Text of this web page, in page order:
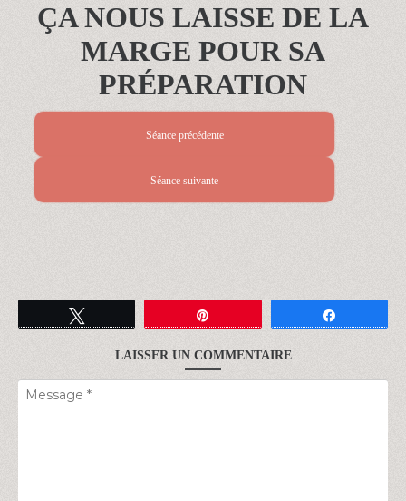
ÇA NOUS LAISSE DE LA
MARGE POUR SA
PRÉPARATION
Séance précédente
Séance suivante
LAISSER UN COMMENTAIRE